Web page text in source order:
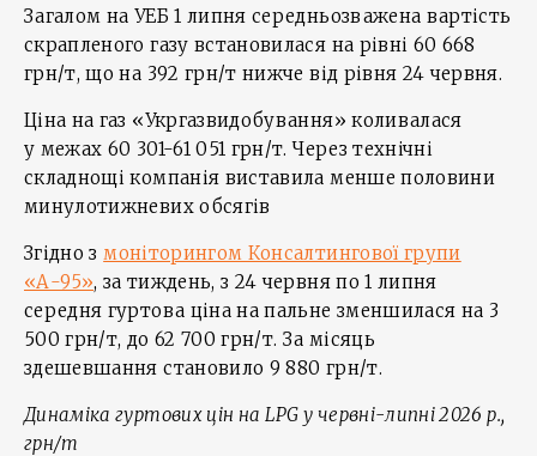
Загалом на УЕБ 1 липня середньозважена вартість
скрапленого газу встановилася на рівні 60 668
грн/т, що на 392 грн/т нижче від рівня 24 червня.
Ціна на газ «Укргазвидобування» коливалася
у межах 60 301-61 051 грн/т. Через технічні
складнощі компанія виставила менше половини
минулотижневих обсягів
Згідно змоніторингом Консалтингової групи
«А-95», за тиждень, з 24 червня по 1 липня
середня гуртова ціна на пальне зменшилася на 3
500 грн/т, до 62 700 грн/т. За місяць
здешевшання становило 9 880 грн/т.
Динаміка гуртових цін на LPG у червні-липні 2026 р.,
грн/т